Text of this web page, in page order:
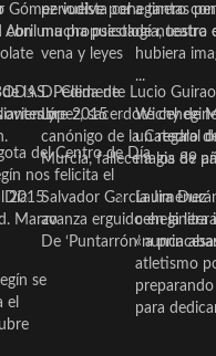
Abril
la
y
Día
Marzo
se
el
Gómez vuelve por
con una propuesta
Pedida de
2015
del Centro de Día
nos felicita el
2015
periodista ceheginero con
mucha psicología, teatro
vena y leyes
D. Clemente Lucio Guirao
López, sacerdote
canónigo de la Catedral
Murcia, fallece a los 89
Salvador García Jiménez
avanza erguido en la
De ‘Puntarrón’ a
a tantas
de nuestra
hubiera
...
Wichy de
un regalo
magia de
Laura
ceheginera
«nunca
atletismo
para